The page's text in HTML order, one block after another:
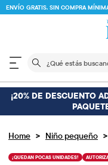
ENVÍO GRATIS. SIN COMPRA
El siguiente
¡20% DE DESCUENTO
Home > Niño pequeño >
¡QUEDAN POCAS UNIDADES!